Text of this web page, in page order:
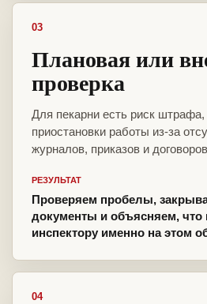
03
Плановая или
проверка
Для пекарни есть риск
приостановки работы из-за
журналов, приказов и
РЕЗУЛЬТАТ
Проверяем пробелы,
документы и объясняем, что
инспектору именно на этом
04